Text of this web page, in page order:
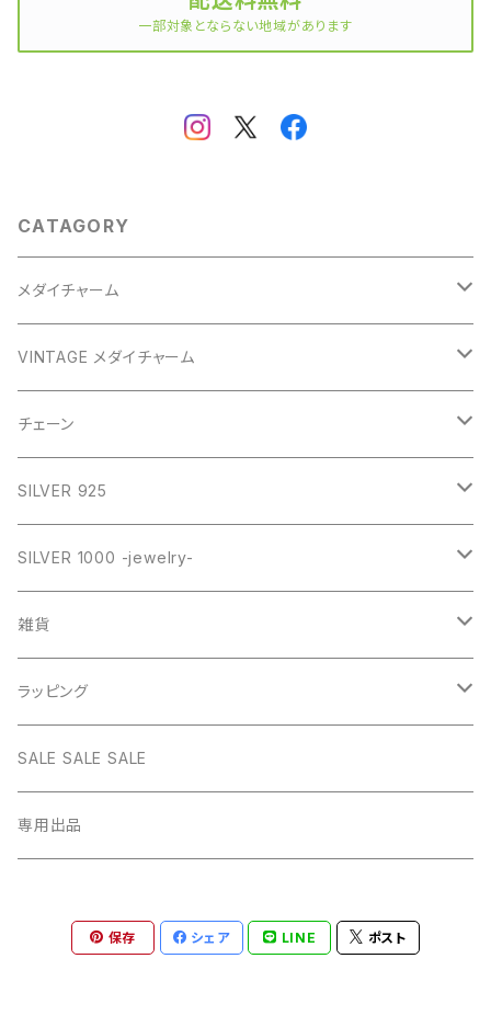
一部対象とならない地域があります
CATAGORY
メダイチャーム
GOLD
GOLD
SILVER
PICTURE
RED
SILVER
GOLD
SILVER
PICTURE
VINTAGE
STAINLESS
VINTAGE メダイチャーム
CROSS
HEART
RING
チェーン
ネックレス
ネックレス SILVER925
ネックレス GOLD
SILVER 925
RING collection
daily
star
BANGLE
CHOKER
EARRING
SILVER 1000 -jewelry-
オリジナルチャーム
チェーン
雑貨
インテリア
MEXICAN CROSS
オリジナルポーチ
Pouch S
Pouch L
ナップサック
ラッピング
ネックレスギフトBOX
ラッピング
SALE SALE SALE
専用出品
保存 シェア LINE ポスト